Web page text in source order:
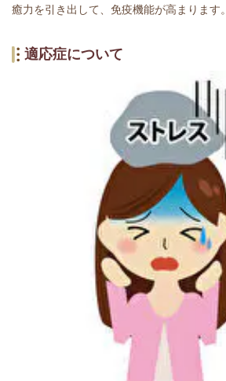
癒力を引き出して、免疫機能が高まります。
適応症について